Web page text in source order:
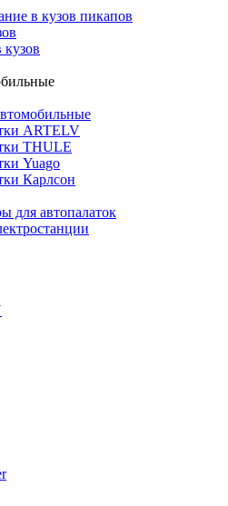
в кузов пикапов
ARTELV
THULE
Yuago
Карлсон
для автопалаток